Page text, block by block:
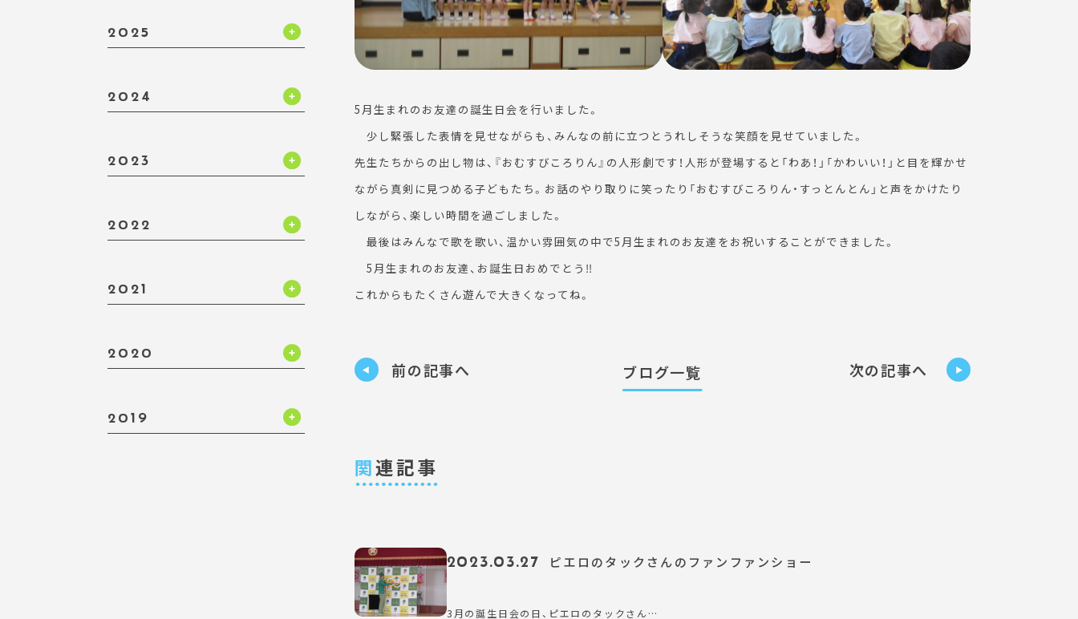
2025
2024
2023
2022
2021
2020
2019
5月生まれのお友達の誕生日会を行いました。
少し緊張した表情を見せながらも、みんなの前に立つとうれしそうな笑顔を見せていました。
先生たちからの出し物は、『おむすびころりん』の人形劇です！人形が登場すると「わあ！」「かわいい！」と目を輝かせ
ながら真剣に見つめる子どもたち。お話のやり取りに笑ったり「おむすびころりん・すっとんとん」と声をかけたり
しながら、楽しい時間を過ごしました。
最後はみんなで歌を歌い、温かい雰囲気の中で5月生まれのお友達をお祝いすることができました。
5月生まれのお友達、お誕生日おめでとう‼
これからもたくさん遊んで大きくなってね。
前の記事へ ブログ一覧 次の記事へ
関連記事
2023.03.27 ピエロのタックさんのファンファンショー
3月の誕生日会の日、ピエロのタックさん…